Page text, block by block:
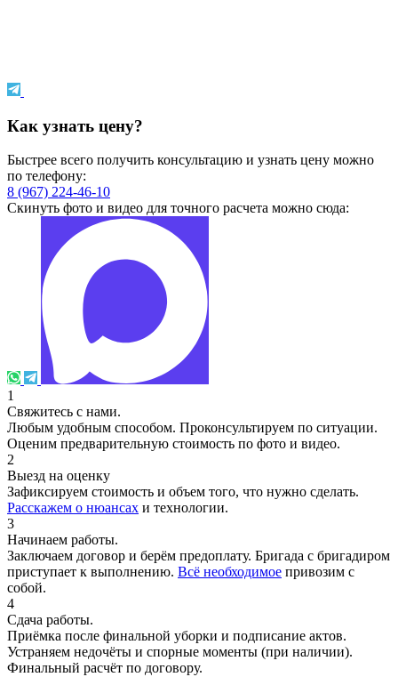
Как узнать цену?
Быстрее всего получить консультацию и узнать цену можно
по телефону:
8 (967) 224-46-10
Скинуть фото и видео для точного расчета можно сюда:
1
Свяжитесь с нами.
Любым удобным способом. Проконсультируем по ситуации.
Оценим предварительную стоимость по фото и видео.
2
Выезд на оценку
Зафиксируем стоимость и объем того, что нужно сделать.
Расскажем о нюансах и технологии.
3
Начинаем работы.
Заключаем договор и берём предоплату. Бригада с бригадиром
приступает к выполнению. Всё необходимое привозим с
собой.
4
Сдача работы.
Приёмка после финальной уборки и подписание актов.
Устраняем недочёты и спорные моменты (при наличии).
Финальный расчёт по договору.